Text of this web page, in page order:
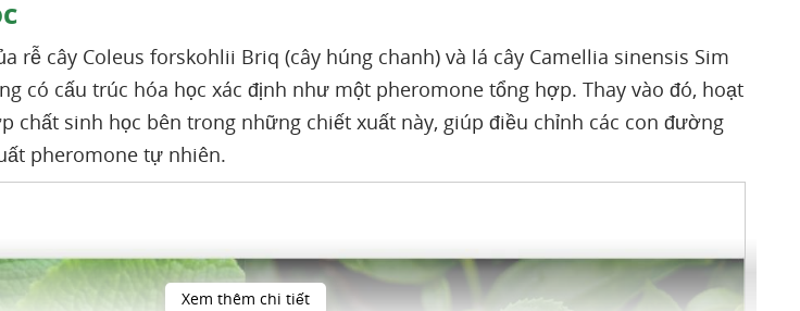
rễ cây Coleus forskohlii Briq (cây húng chanh) và lá cây Camellia sinensis Sim
có cấu trúc hóa học xác định như một pheromone tổng hợp. Thay vào đó, hoạt
chất sinh học bên trong những chiết xuất này, giúp điều chỉnh các con đường
pheromone tự nhiên.
Xem thêm chi tiết